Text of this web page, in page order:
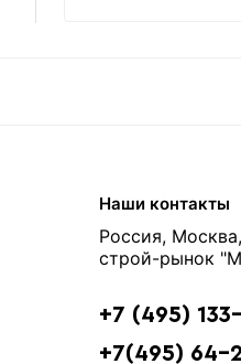
Наши контакты
Россия,
строй-рынок
+7 (495)
+7(495) 64-